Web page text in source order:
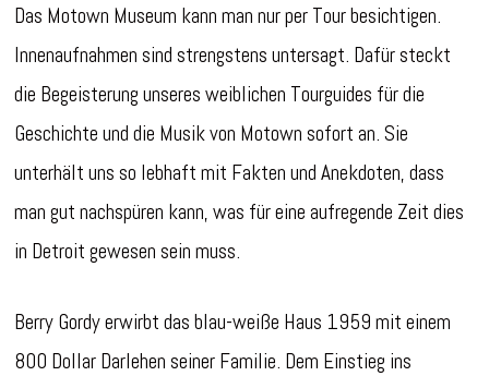
Das Motown Museum kann man nur per Tour besichtigen.
Innenaufnahmen sind strengstens untersagt. Dafür steckt
die Begeisterung unseres weiblichen Tourguides für die
Geschichte und die Musik von Motown sofort an. Sie
unterhält uns so lebhaft mit Fakten und Anekdoten, dass
man gut nachspüren kann, was für eine aufregende Zeit dies
in Detroit gewesen sein muss.
Berry Gordy erwirbt das blau-weiße Haus 1959 mit einem
800 Dollar Darlehen seiner Familie. Dem Einstieg ins